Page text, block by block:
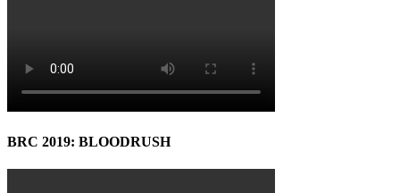
BRC 2019: BLOODRUSH